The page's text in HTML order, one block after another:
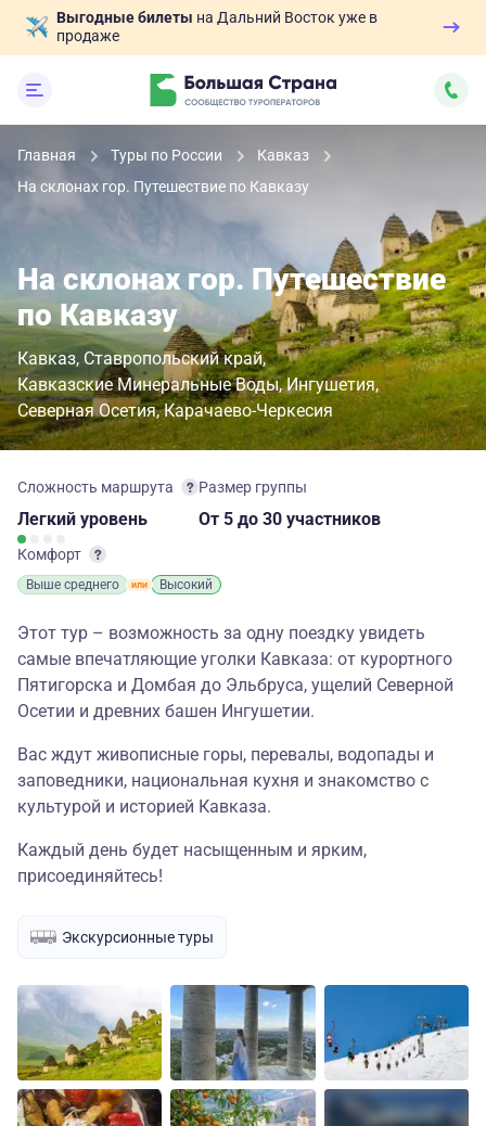
Выгодные билеты на Дальний Восток уже в
продаже
Главная Туры по России
Кавказ
На склонах гор. Путешествие по Кавказу
На склонах гор. Путешествие
по Кавказу
Кавказ Ставропольский край
Кавказские Минеральные Воды Ингушетия
Северная Осетия Карачаево-Черкесия
Сложность маршрута
Легкий уровень
Комфорт
Выше среднего Высокий
Размер группы
От 5 до 30 участников
Этот тур – возможность за одну поездку увидеть
самые впечатляющие уголки Кавказа: от курортного
Пятигорска и Домбая до Эльбруса, ущелий Северной
Осетии и древних башен Ингушетии.
Вас ждут живописные горы, перевалы, водопады и
заповедники, национальная кухня и знакомство с
культурой и историей Кавказа.
Каждый день будет насыщенным и ярким,
присоединяйтесь!
Экскурсионные туры